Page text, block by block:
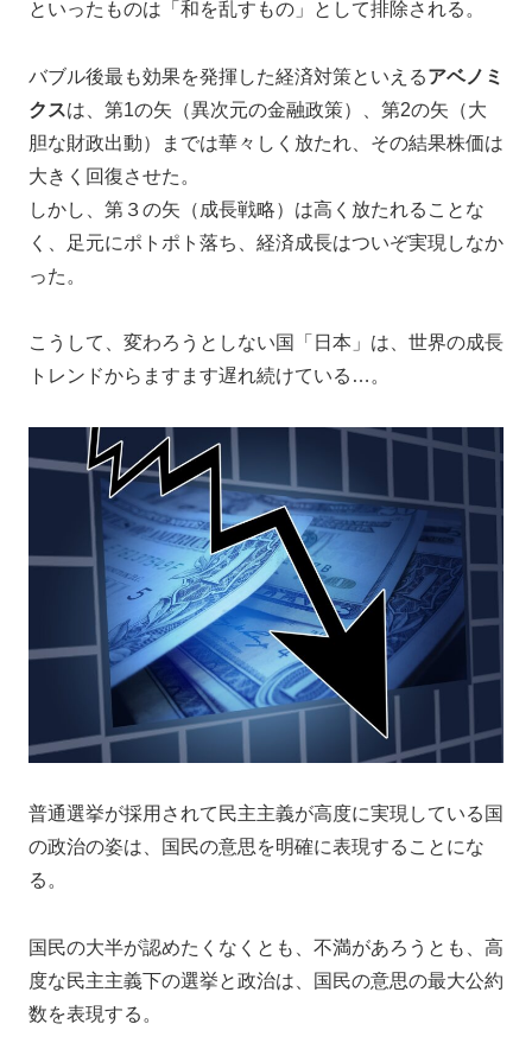
といったものは「和を乱すもの」として排除される。
バブル後最も効果を発揮した経済対策といえるアベノミ
クスは、第1の矢（異次元の金融政策）、第2の矢（大
胆な財政出動）までは華々しく放たれ、その結果株価は
大きく回復させた。
しかし、第３の矢（成長戦略）は高く放たれることな
く、足元にポトポト落ち、経済成長はついぞ実現しなか
った。
こうして、変わろうとしない国「日本」は、世界の成長
トレンドからますます遅れ続けている…。
普通選挙が採用されて民主主義が高度に実現している国
の政治の姿は、国民の意思を明確に表現することにな
る。
国民の大半が認めたくなくとも、不満があろうとも、高
度な民主主義下の選挙と政治は、国民の意思の最大公約
数を表現する。